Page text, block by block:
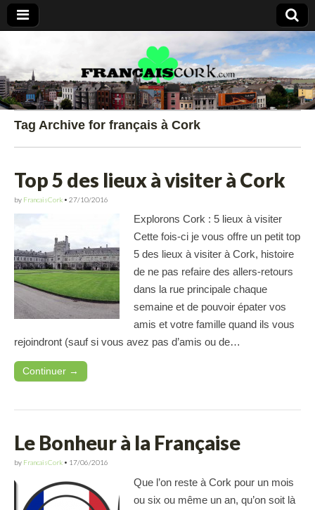
Francais Cork
Tag Archive for français à Cork
Top 5 des lieux à visiter à Cork
by FrancaisCork • 27/10/2016
Explorons Cork : 5 lieux à visiter
Cette fois-ci je vous offre un petit top
5 des lieux à visiter à Cork, histoire
de ne pas refaire des allers-retours
dans la rue principale chaque
semaine et de pouvoir épater vos
amis et votre famille quand ils vous
rejoindront (sauf si vous avez pas d’amis ou de…
Continuer →
Le Bonheur à la Française
by FrancaisCork • 17/06/2016
Que l’on reste à Cork pour un mois
ou six ou même un an, qu’on soit là